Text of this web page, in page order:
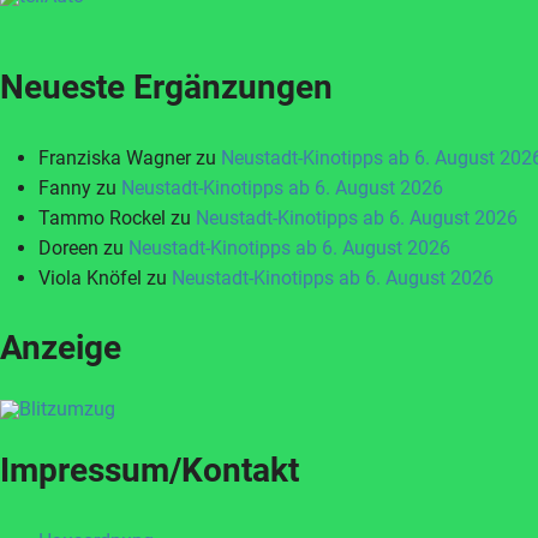
Neueste Ergänzungen
Franziska Wagnerzu Neustadt-Kinotipps ab 6. August
Fanny zu Neustadt-Kinotipps ab 6. August 2026
Tammo Rockel zu Neustadt-Kinotipps ab 6. August 2026
Doreen zu Neustadt-Kinotipps ab 6. August 2026
Viola Knöfel zu Neustadt-Kinotipps ab 6. August 2026
Anzeige
Impressum/Kontakt